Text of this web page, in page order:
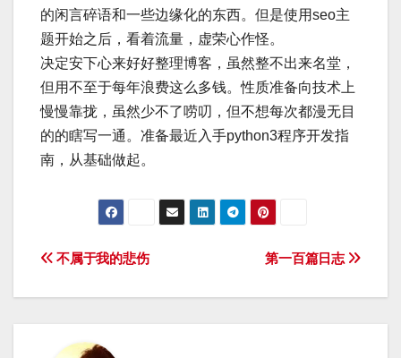
的闲言碎语和一些边缘化的东西。但是使用seo主
题开始之后，看着流量，虚荣心作怪。
决定安下心来好好整理博客，虽然整不出来名堂，
但用不至于每年浪费这么多钱。性质准备向技术上
慢慢靠拢，虽然少不了唠叨，但不想每次都漫无目
的的瞎写一通。准备最近入手python3程序开发指
南，从基础做起。
文
章
第一百篇日志
不属于我的悲伤